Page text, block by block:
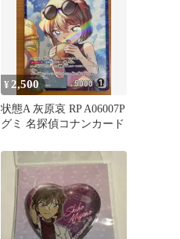
¥ 2,500
状態A 灰原哀 RP A06007P
グミ 名探偵コナンカード